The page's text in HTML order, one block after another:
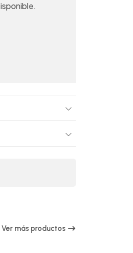
Ver más productos